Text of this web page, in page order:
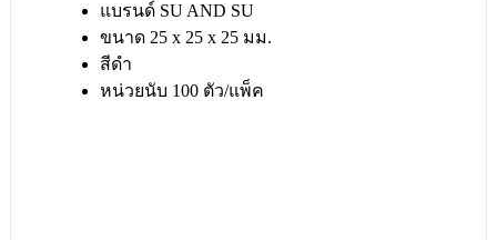
แบรนด์ SU AND SU
ขนาด 25 x 25 x 25 มม.
สีดำ
หน่วยนับ 100 ตัว/แพ็ค